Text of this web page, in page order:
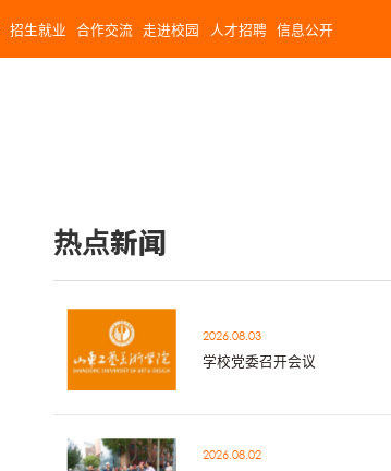
招生就业 合作交流 走进校园 人才招聘 信息公开
热点新闻
2026.08.03
学校党委召开会议
2026.08.02